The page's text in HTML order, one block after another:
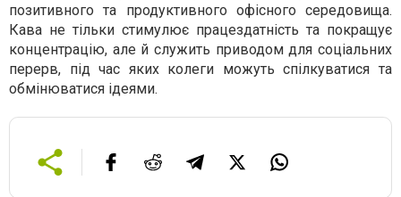
позитивного та продуктивного офісного середовища.
Кава не тільки стимулює працездатність та покращує
концентрацію, але й служить приводом для соціальних
перерв, під час яких колеги можуть спілкуватися та
обмінюватися ідеями.